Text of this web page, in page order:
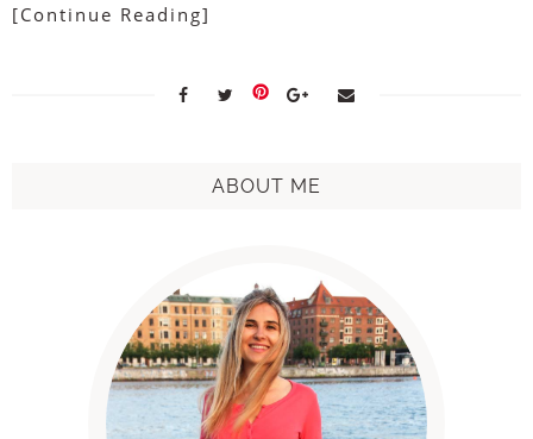
[Continue Reading]
ABOUT ME